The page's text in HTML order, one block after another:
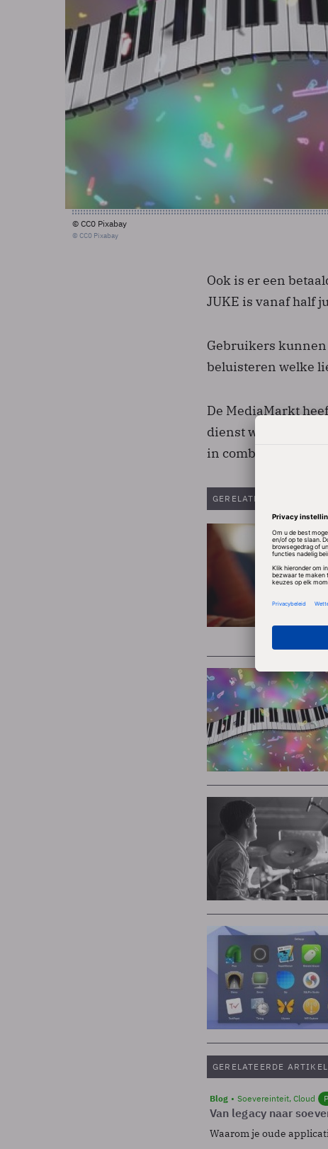
© CC0 Pixabay
© CC0 Pixabay
Ook is er een
JUKE is vanaf half
Gebruikers
beluisteren welke
De MediaMarkt
dienst werd toen
in combinatie met
GERELATEERDE
GERELATEERDE
Blog Soevereinteit, Cloud
Van legacy naar
Waarom je oude